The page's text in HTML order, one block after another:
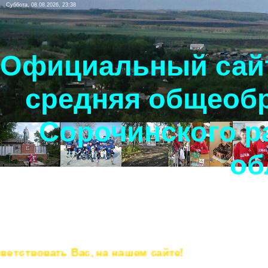
Суббота, 08.08.2026, 23:38
Официальный
средняя
Сорочинского
Вас, на нашем сайте!